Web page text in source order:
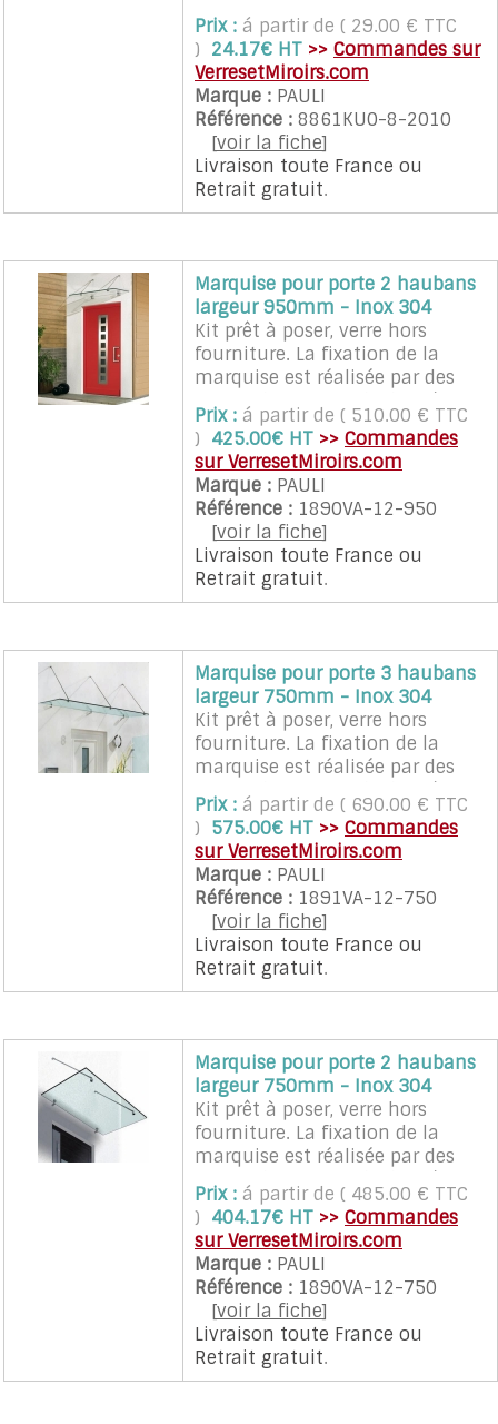
ou 180°, pour une ouverture
dans un ou deux sens. Pour
verre de 6 et 8mm d'épaisseur.
Longueur 2010mm à recouper
selon vos besoins.
A clipper.
En PVC transparent.
Résistance 60° : adapté aux
douches.
(espace entre les verres). Marque
: PAULI
Prix : á partir de ( 29.00 € TTC
) 24.17€ HT >> Commandes sur
VerresetMiroirs.com
Marque : PAULI
Référence : 8861KU0-8-2010
[voir la fiche]
Livraison toute France ou
Retrait gratuit.
Marquise pour porte 2 haubans
largeur 950mm - Inox 304
Kit prêt à poser, verre hors
fourniture. La fixation de la
marquise est réalisée par des
points de fixation de diamètre
50 mm, en inox 304
Hauban:
- Longueur axe/axe : 1084 mm
- Hauteur verre/hauban axe/axe
: 700 mm
Caractéristiques et dimensions
du verre pour une charge
nominale de 0,5kN/m2:
- dimensions: L 1600 mm max -
l 950 mm
Prix : á partir de ( 510.00 € TTC
) 425.00€ HT >> Commandes
sur VerresetMiroirs.com
Marque : PAULI
Référence : 1890VA-12-950
[voir la fiche]
Livraison toute France ou
Retrait gratuit.
Marquise pour porte 3 haubans
largeur 750mm - Inox 304
Kit prêt à poser, verre hors
fourniture. La fixation de la
marquise est réalisée par des
points de fixation de diamètre
50 mm, en inox 304
Hauban:
- Longueur axe/axe : 823 mm
- Hauteur verre/hauban axe/axe
: 436 mm
Caractéristiques et dimensions
du verre pour une charge
nominale de 0,5kN/m2:
- dimensions: L 2700 mm max -
l 750 mm
Prix : á partir de ( 690.00 € TTC
) 575.00€ HT >> Commandes
sur VerresetMiroirs.com
Marque : PAULI
Référence : 1891VA-12-750
[voir la fiche]
Livraison toute France ou
Retrait gratuit.
Marquise pour porte 2 haubans
largeur 750mm - Inox 304
Kit prêt à poser, verre hors
fourniture. La fixation de la
marquise est réalisée par des
points de fixation de diamètre
50 mm, en inox 304
Hauban:
- Longueur axe/axe : 1084 mm
- Hauteur verre/hauban axe/axe
: 700 mm
Caractéristiques et dimensions
du verre pour une charge
nominale de 0,5kN/m2:
Prix : á partir de ( 485.00 € TTC
) 404.17€ HT >> Commandes
sur VerresetMiroirs.com
Marque : PAULI
Référence : 1890VA-12-750
[voir la fiche]
Livraison toute France ou
Retrait gratuit.